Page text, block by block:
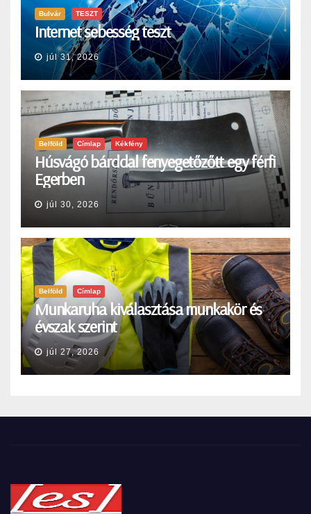
Bulvár TESZT
Internet sebesség teszt
júl 31, 2026
Belföld Címlap Kékfény
Húsvágó bárddal fenyegetőzőtt egy férfi
Egerben
júl 30, 2026
Belföld Címlap
Munkaruha kiválasztása munkakör és
évszak szerint
júl 27, 2026